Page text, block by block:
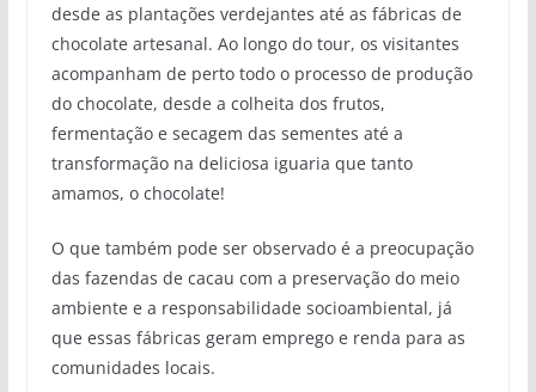
desde as plantações verdejantes até as fábricas de
chocolate artesanal. Ao longo do tour, os visitantes
acompanham de perto todo o processo de produção
do chocolate, desde a colheita dos frutos,
fermentação e secagem das sementes até a
transformação na deliciosa iguaria que tanto
amamos, o chocolate!
O que também pode ser observado é a preocupação
das fazendas de cacau com a preservação do meio
ambiente e a responsabilidade socioambiental, já
que essas fábricas geram emprego e renda para as
comunidades locais.